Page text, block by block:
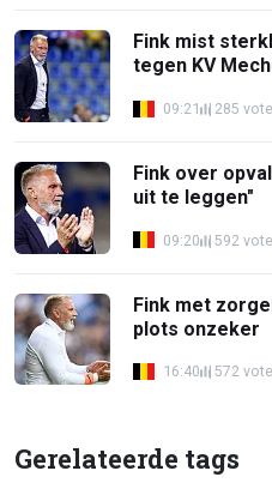
Fink mist
tegen KV
09:21 285
Fink over
uit te leggen"
09:20 592
Fink met
plots onzeker
16:40 572
Gerelateerde tags